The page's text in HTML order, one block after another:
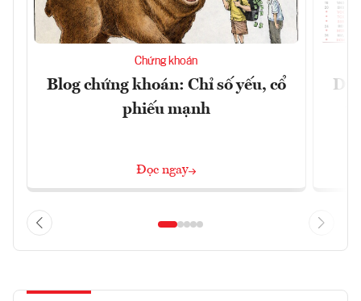
Chứng khoán
Blog chứng khoán: Chỉ số yếu, cổ
phiếu mạnh
Đọc ngay
Dự